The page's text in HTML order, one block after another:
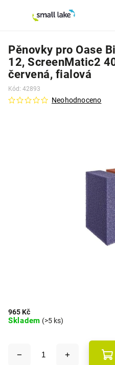
Pěnovky pro Oase
12, ScreenMatic2
červená, fialová
Kód: 42893
Neohodnoceno
965 Kč
Skladem (>5 ks)